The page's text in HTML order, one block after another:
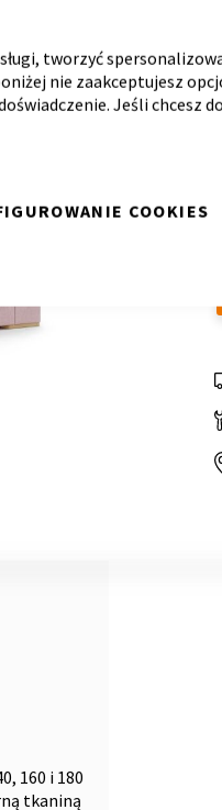
tworzyć
nie zaakceptujesz
Jeśli chcesz
COOKIES
160 i 180
tkaniną